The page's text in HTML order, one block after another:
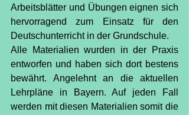
Arbeitsblätter und Übungen eignen sich
hervorragend zum Einsatz für den
Deutschunterricht in der Grundschule.
Alle Materialien wurden in der Praxis
entworfen und haben sich dort bestens
bewährt. Angelehnt an die aktuellen
Lehrpläne in Bayern. Auf jeden Fall
werden mit diesen Materialien somit die